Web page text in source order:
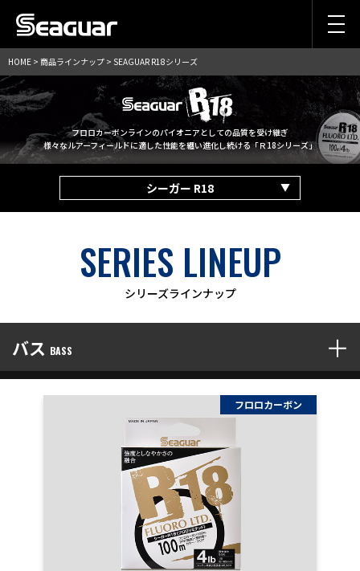
HOME > 商品ラインナップ > SEAGUAR R18シリーズ
フロロカーボンラインのパイオニアとしての品質を受け継ぎ
様々なルアーフィールドに適した性能を纏い進化し続ける「Ｒ18シリーズ」
シーガー R18
SERIES LINEUP
シリーズラインナップ
バス BASS
フロロカーボン